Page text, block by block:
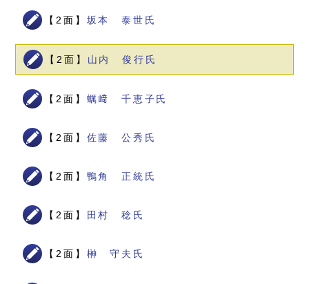
【2面】 坂本 泰世氏
【2面】 山内 俊行氏
【2面】 蠣﨑 千恵子氏
【2面】 佐藤 公秀氏
【2面】 鴨角 正統氏
【2面】 田村 稔氏
【2面】 榊 守夫氏